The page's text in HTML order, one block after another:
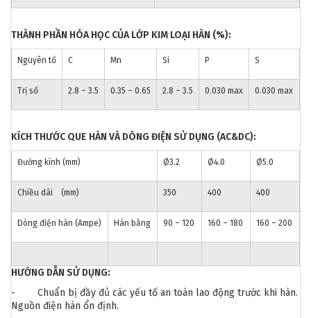
THÀNH PHẦN HÓA HỌC CỦA LỚP KIM LOẠI HÀN (%):
Nguyên tố C Mn Si P S
Trị số 2.8 – 3.5 0.35 – 0.65 2.8 – 3.5 0.030 max 0.030 max
KÍCH THƯỚC QUE HÀN VÀ DÒNG ĐIỆN SỬ DỤNG (AC&DC):
Đường kính (mm) Ø3.2 Ø4.0 Ø5.0
Chiều dài (mm) 350 400 400
Dòng điện hàn (Ampe) Hàn bằng 90 – 120 160 – 180 160 – 200
HƯỚNG DẪN SỬ DỤNG:
- Chuẩn bị đầy đủ các yếu tố an toàn lao động trước khi hàn.
Nguồn điện hàn ổn định.